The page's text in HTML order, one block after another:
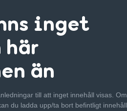
inget
här
än
till att inget innehåll visas. Om
du ladda upp/ta bort befintligt innehåll